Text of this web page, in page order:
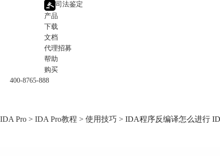
司法鉴定
产品
下载
文档
代理招募
帮助
购买
400-8765-888
IDA Pro > IDA Pro教程 > 使用技巧 > IDA程序反编译怎么进行